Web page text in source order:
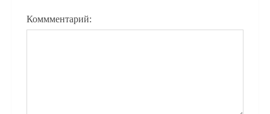
Коммментарий: